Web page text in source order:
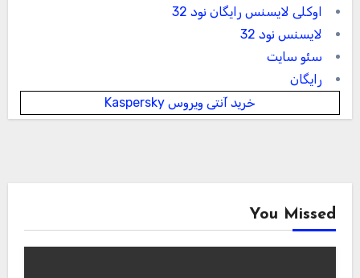
اوکلی لایسنس رایگان نود 32
لایسنس نود 32
سئو سایت
رایگان
خرید آنتی ویروس Kaspersky
You Missed